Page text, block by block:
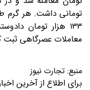
معاملات عصرگاهی ثبت
منبع: تجارت نیوز
برای اطلاع از آخرین